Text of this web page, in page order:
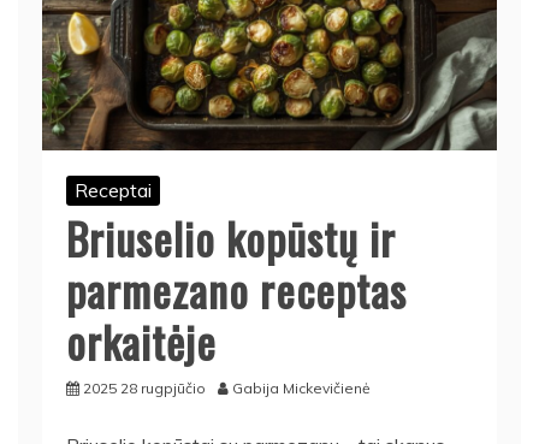
Receptai
Briuselio kopūstų ir
parmezano receptas
orkaitėje
2025 28 rugpjūčio Gabija Mickevičienė